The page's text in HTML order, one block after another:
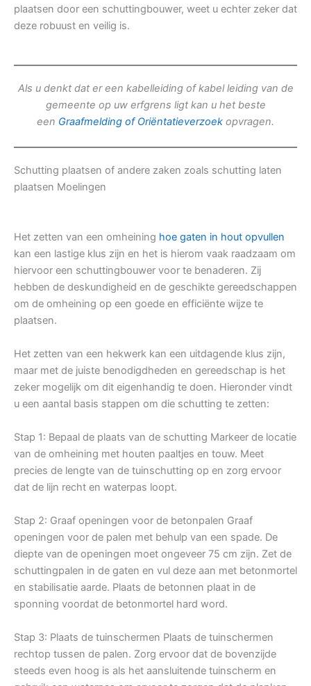
plaatsen door een schuttingbouwer, weet u echter zeker dat
deze robuust en veilig is.
Als u denkt dat er een kabelleiding of kabel leiding van de
gemeente op uw erfgrens ligt kan u het beste
een Graafmelding of Oriëntatieverzoek opvragen.
Schutting plaatsen of andere zaken zoals schutting laten
plaatsen Moelingen
Het zetten van een omheining hoe gaten in hout opvullen
kan een lastige klus zijn en het is hierom vaak raadzaam om
hiervoor een schuttingbouwer voor te benaderen. Zij
hebben de deskundigheid en de geschikte gereedschappen
om de omheining op een goede en efficiënte wijze te
plaatsen.
Het zetten van een hekwerk kan een uitdagende klus zijn,
maar met de juiste benodigdheden en gereedschap is het
zeker mogelijk om dit eigenhandig te doen. Hieronder vindt
u een aantal basis stappen om die schutting te zetten:
Stap 1: Bepaal de plaats van de schutting Markeer de locatie
van de omheining met houten paaltjes en touw. Meet
precies de lengte van de tuinschutting op en zorg ervoor
dat de lijn recht en waterpas loopt.
Stap 2: Graaf openingen voor de betonpalen Graaf
openingen voor de palen met behulp van een spade. De
diepte van de openingen moet ongeveer 75 cm zijn. Zet de
schuttingpalen in de gaten en vul deze aan met betonmortel
en stabilisatie aarde. Plaats de betonnen plaat in de
sponning voordat de betonmortel hard word.
Stap 3: Plaats de tuinschermen Plaats de tuinschermen
rechtop tussen de palen. Zorg ervoor dat de bovenzijde
steeds even hoog is als het aansluitende tuinscherm en